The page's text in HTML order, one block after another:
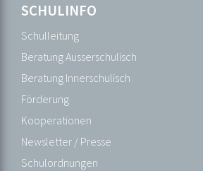
Navigation
überspringen
SCHULINFO
Schulleitung
Beratung
Ausserschulisch
Beratung
Innerschulisch
Förderung
Kooperationen
Navigation
überspringen
SCHULINFO
Schulleitung
Beratung Ausserschulisch
Beratung Innerschulisch
Förderung
Kooperationen
Newsletter / Presse
Schulordnungen